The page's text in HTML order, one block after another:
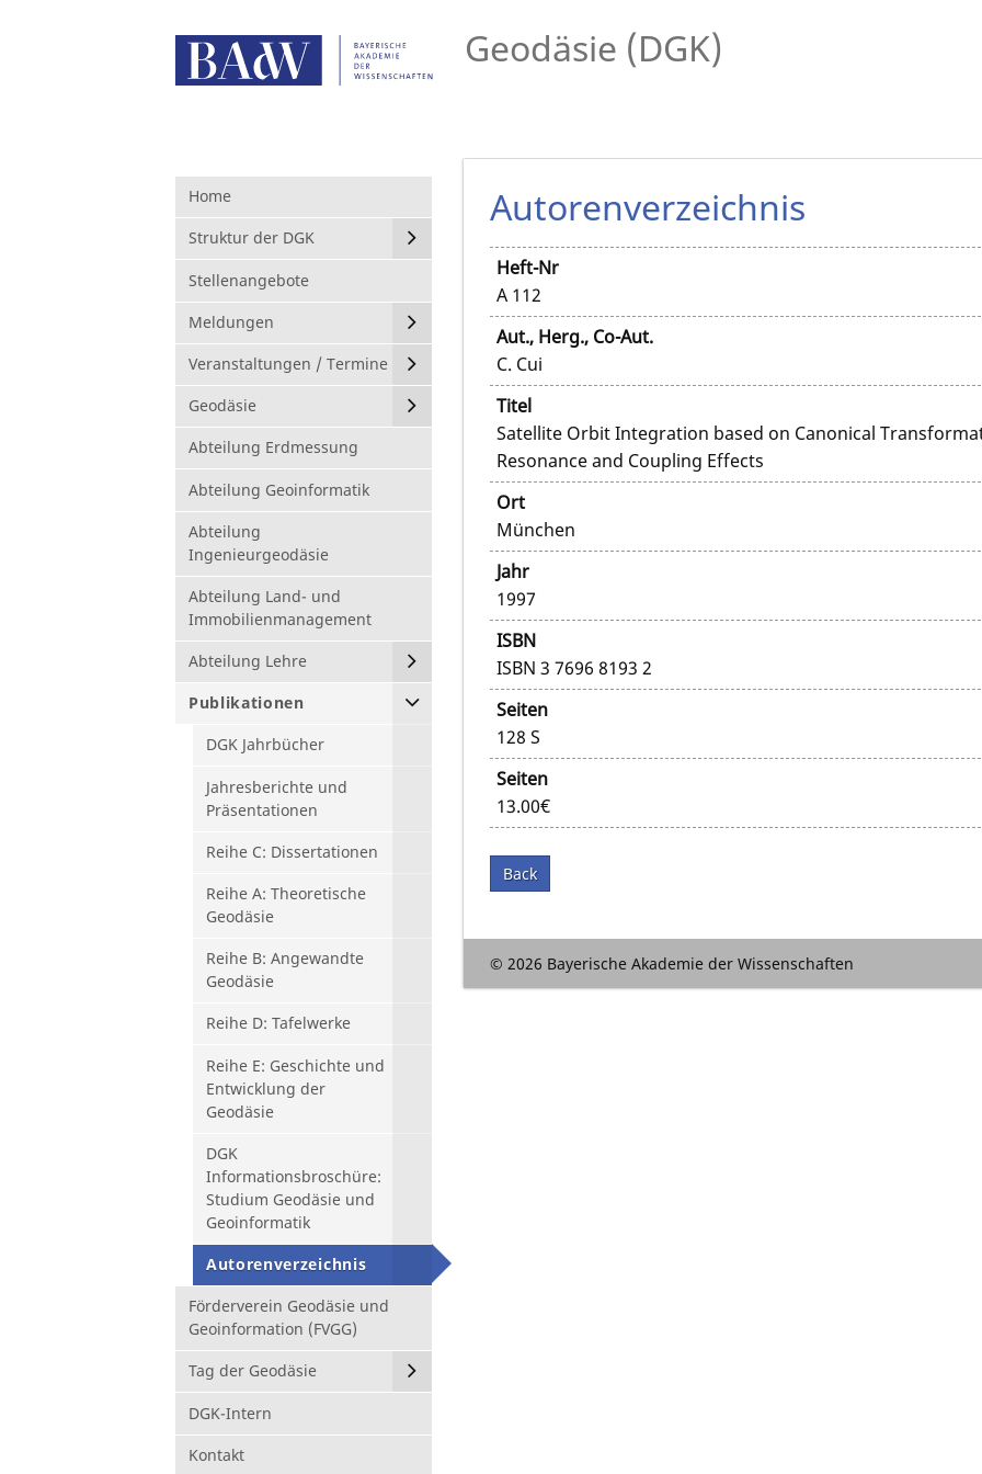
Geodäsie (DGK)
Home
Struktur der DGK
Stellenangebote
Meldungen
Veranstaltungen / Termine
Geodäsie
Abteilung Erdmessung
Abteilung Geoinformatik
Abteilung
Ingenieurgeodäsie
Abteilung Land- und
Immobilienmanagement
Abteilung Lehre
Publikationen
DGK Jahrbücher
Jahresberichte und
Präsentationen
Reihe C: Dissertationen
Reihe A: Theoretische
Geodäsie
Reihe B: Angewandte
Geodäsie
Reihe D: Tafelwerke
Reihe E: Geschichte und
Entwicklung der
Geodäsie
DGK
Informationsbroschüre:
Studium Geodäsie und
Geoinformatik
Autorenverzeichnis
Förderverein Geodäsie und
Geoinformation (FVGG)
Tag der Geodäsie
DGK-Intern
Kontakt
Autorenverzeichnis
Heft-Nr
A 112
Aut., Herg., Co-Aut.
C. Cui
Titel
Satellite Orbit Integration based on Canonical
Resonance and Coupling Effects
Ort
München
Jahr
1997
ISBN
ISBN 3 7696 8193 2
Seiten
128 S
Seiten
13.00€
Back
© 2026 Bayerische Akademie der Wissenschaften